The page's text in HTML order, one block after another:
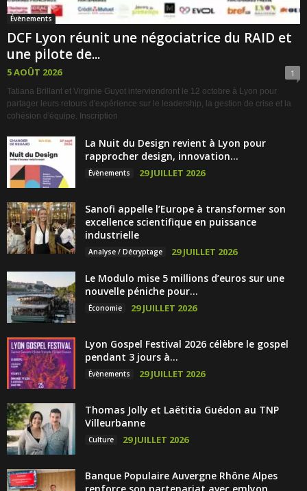
Évènements
DCF Lyon réunit une négociatrice du RAID et
une pilote de...
5 AOÛT 2026 1
Tatiana Brillant et Virginie Guyot interviendront le 12 octobre à Lyon pour
partager leurs retours d'expérience sur le leadership, la gestion de crise et la
cohésion d'équipe. Inscription
La Nuit du Design revient à Lyon pour
rapprocher design, innovation...
Évènements 29 JUILLET 2026
Sanofi appelle l’Europe à transformer son
excellence scientifique en puissance
industrielle
Analyse / Décryptage 29 JUILLET 2026
Le Modulo mise 5 millions d’euros sur une
nouvelle péniche pour...
Économie 29 JUILLET 2026
Lyon Gospel Festival 2026 célèbre le gospel
pendant 3 jours à...
Évènements 29 JUILLET 2026
Thomas Jolly et Laëtitia Guédon au TNP
Villeurbanne
Culture 29 JUILLET 2026
Banque Populaire Auvergne Rhône Alpes
renforce son partenariat avec emlyon